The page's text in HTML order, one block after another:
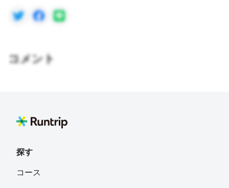
コメント
探す
コース